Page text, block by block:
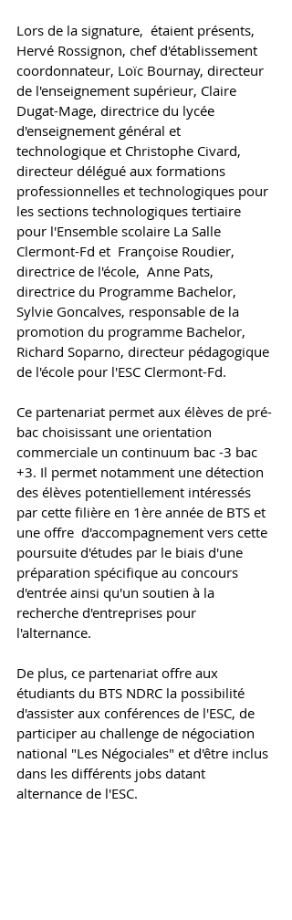
Lors de la signature,  étaient présents,
Hervé Rossignon, chef d'établissement
coordonnateur, Loïc Bournay, directeur
de l'enseignement supérieur, Claire
Dugat-Mage, directrice du lycée
d'enseignement général et
technologique et Christophe Civard,
directeur délégué aux formations
professionnelles et technologiques pour
les sections technologiques tertiaire
pour l'Ensemble scolaire La Salle
Clermont-Fd et  Françoise Roudier,
directrice de l'école,  Anne Pats,
directrice du Programme Bachelor,
Sylvie Goncalves, responsable de la
promotion du programme Bachelor,
Richard Soparno, directeur pédagogique
de l'école pour l'ESC Clermont-Fd.
Ce partenariat permet aux élèves de pré-
bac choisissant une orientation
commerciale un continuum bac -3 bac
+3. Il permet notamment une détection
des élèves potentiellement intéressés
par cette filière en 1ère année de BTS et
une offre  d'accompagnement vers cette
poursuite d'études par le biais d'une
préparation spécifique au concours
d'entrée ainsi qu'un soutien à la
recherche d'entreprises pour
l'alternance.
De plus, ce partenariat offre aux
étudiants du BTS NDRC la possibilité
d'assister aux conférences de l'ESC, de
participer au challenge de négociation
national "Les Négociales" et d'être inclus
dans les différents jobs datant
alternance de l'ESC.